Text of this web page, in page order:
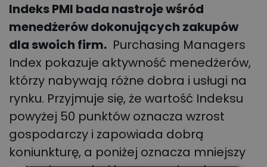
Indeks PMI bada nastroje wśród
menedżerów dokonujących zakupów
dla swoich firm. Purchasing Managers
Index pokazuje aktywność menedżerów,
którzy nabywają różne dobra i usługi na
rynku. Przyjmuje się, że wartość Indeksu
powyżej 50 punktów oznacza wzrost
gospodarczy i zapowiada dobrą
koniunkturę, a poniżej oznacza mniejszy